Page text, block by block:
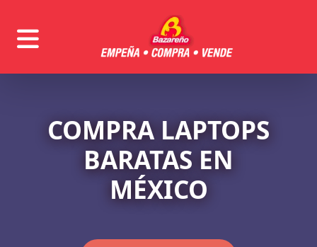
COMPRA LAPTOPS
BARATAS EN
MÉXICO